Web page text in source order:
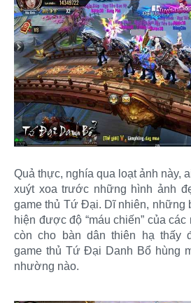
Quả thực, nghía qua loạt ảnh này,
xuýt xoa trước những hình ảnh
game thủ Tứ Đại. Dĩ nhiên, những
hiện được độ “máu chiến” của
còn cho bàn dân thiên hạ thấy
game thủ Tứ Đại Danh Bổ hùng
nhường nào.